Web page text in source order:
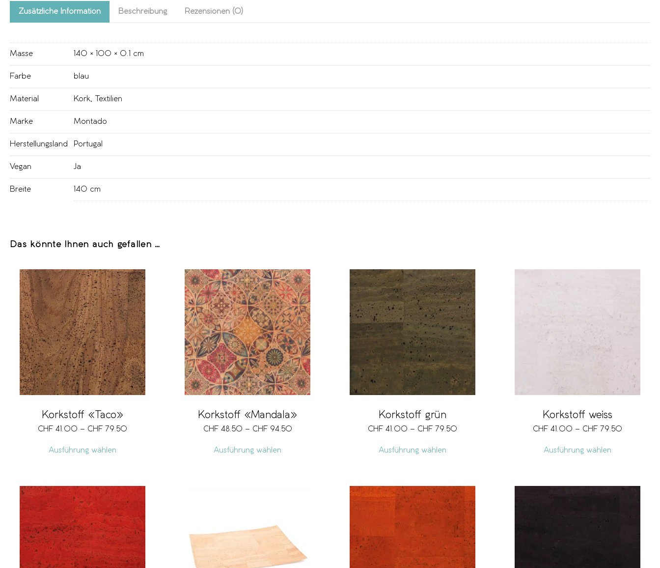
Zusätzliche Information Beschreibung Rezensionen (0)
Masse 140 × 100 × 0.1 cm
Farbe blau
Material Kork, Textilien
Marke Montado
Herstellungsland Portugal
Vegan Ja
Breite 140 cm
Das könnte Ihnen auch gefallen …
Korkstoff «Taco»
CHF 41.00 – CHF 79.50
Ausführung wählen
Korkstoff «Mandala»
CHF 48.50 – CHF 94.50
Ausführung wählen
Korkstoff grün
CHF 41.00 – CHF 79.50
Ausführung wählen
Korkstoff weiss
CHF 41.00 – CHF 79.50
Ausführung wählen